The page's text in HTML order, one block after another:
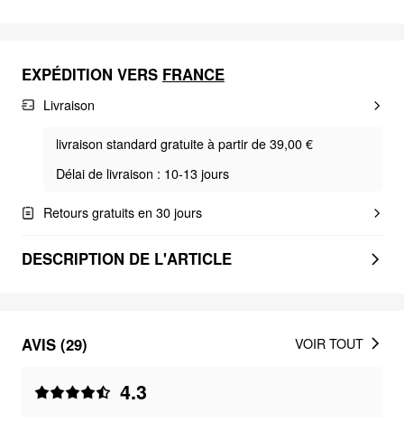
EXPÉDITION VERS FRANCE
Livraison
livraison standard gratuite à partir de 39,00 €
Délai de livraison : 10-13 jours
Retours gratuits en 30 jours
DESCRIPTION DE L'ARTICLE
AVIS (29)
4.3
VOIR TOUT